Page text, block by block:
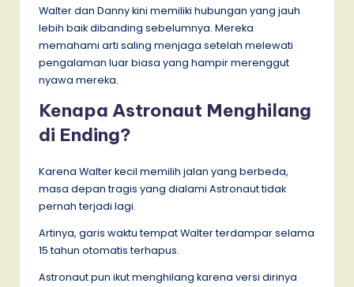
Walter dan Danny kini memiliki hubungan yang jauh
lebih baik dibanding sebelumnya. Mereka
memahami arti saling menjaga setelah melewati
pengalaman luar biasa yang hampir merenggut
nyawa mereka.
Kenapa Astronaut Menghilang
di Ending?
Karena Walter kecil memilih jalan yang berbeda,
masa depan tragis yang dialami Astronaut tidak
pernah terjadi lagi.
Artinya, garis waktu tempat Walter terdampar selama
15 tahun otomatis terhapus.
Astronaut pun ikut menghilang karena versi dirinya